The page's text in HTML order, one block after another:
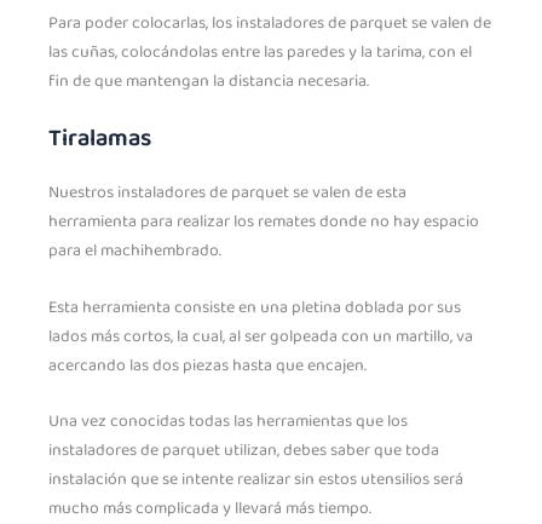
Para poder colocarlas, los instaladores de parquet se valen de
las cuñas, colocándolas entre las paredes y la tarima, con el
fin de que mantengan la distancia necesaria.
Tiralamas
Nuestros instaladores de parquet se valen de esta
herramienta para realizar los remates donde no hay espacio
para el machihembrado.
Esta herramienta consiste en una pletina doblada por sus
lados más cortos, la cual, al ser golpeada con un martillo, va
acercando las dos piezas hasta que encajen.
Una vez conocidas todas las herramientas que los
instaladores de parquet utilizan, debes saber que toda
instalación que se intente realizar sin estos utensilios será
mucho más complicada y llevará más tiempo.